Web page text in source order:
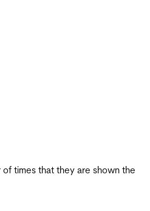
times that they are shown the